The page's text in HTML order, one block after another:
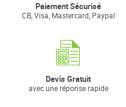
Paiement Sécurisé
CB, Visa, Mastercard, Paypal
Devis Gratuit
avec une réponse rapide